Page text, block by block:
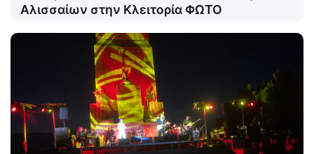
Αλισσαίων στην Κλειτορία ΦΩΤΟ